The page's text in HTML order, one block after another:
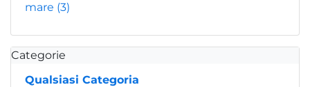
mare (3)
Categorie
Qualsiasi Categoria